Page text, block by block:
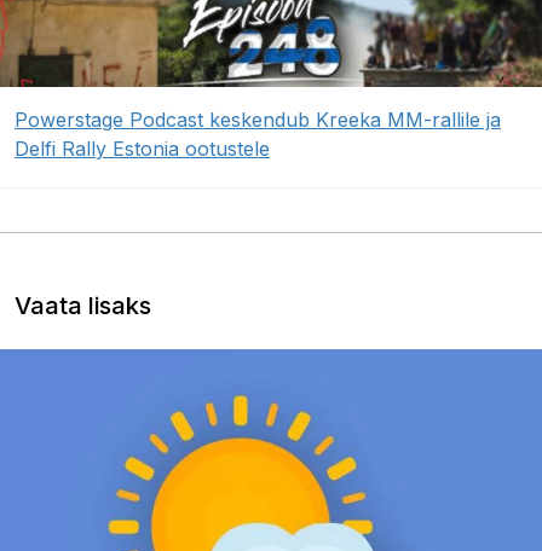
Powerstage Podcast keskendub Kreeka MM-rallile ja
Delfi Rally Estonia ootustele
Vaata lisaks